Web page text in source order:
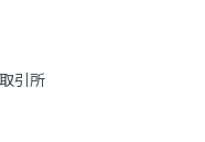
引所